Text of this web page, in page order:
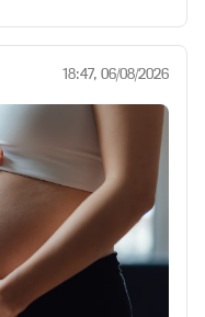
18:47, 06/08/2026